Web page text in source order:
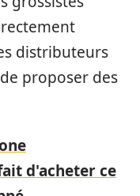
distributeurs
proposer des
d'acheter ce